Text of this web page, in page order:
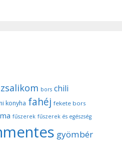
bors chili
konyha fahéj fekete bors
fűszerek fűszerek és egészség
gyömbér